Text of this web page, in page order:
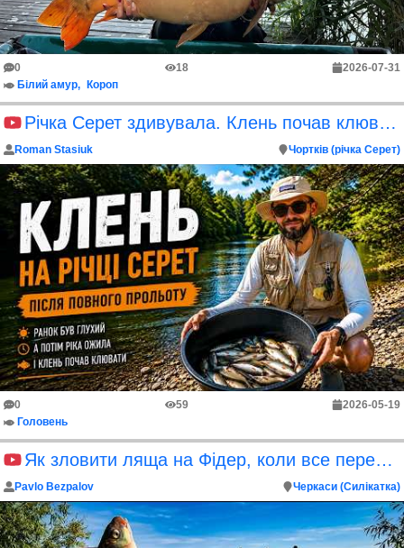
0 18
2026-07-31
Білий амур
Короп
Річка Серет здивувала. Клень почав клювати масово
Roman Stasiuk Чортків (річка Серет)
0 59
2026-05-19
Головень
Як зловити ляща на Фідер, коли все перегороджено
Pavlo Bezpalov Черкаси (Силікатка)